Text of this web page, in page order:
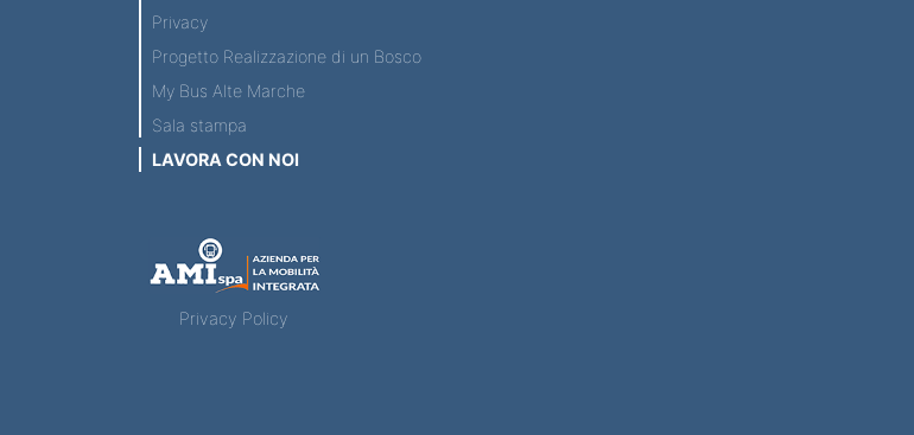
Privacy
Progetto Realizzazione di un Bosco
My Bus Alte Marche
Sala stampa
LAVORA CON NOI
Privacy Policy